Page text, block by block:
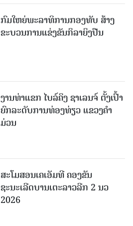
ກົມໃຫຍ່ພະລາທິການກອງທັບ ສ້າງ
ຂະບວນການແຂ່ງຂັນກິລາຍິງປືນ
ງານທ່າແຂກ ໄບລ໌ຄິງ ຊາເລນຈ໌ ຕັ້ງເປົ້າ
ຍົກລະດັບການທ່ອງທ່ຽວ ແຂວງຄໍາ
ມ່ວນ
ສະໂມສອນເຄເອັມທີ ຄອງຂັນ
ຊະນະເລີດບານເຕະລາວລີກ 2 ນວ
2026